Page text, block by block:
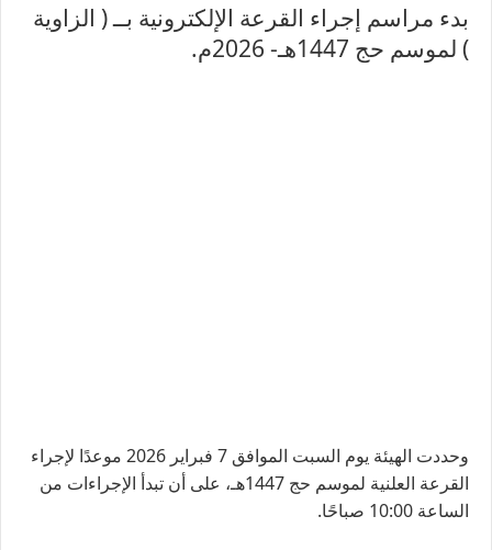
بدء مراسم إجراء القرعة الإلكترونية بــ ( الزاوية
) لموسم حج 1447هـ- 2026م.
وحددت الهيئة يوم السبت الموافق 7 فبراير 2026 موعدًا لإجراء
القرعة العلنية لموسم حج 1447هـ، على أن تبدأ الإجراءات من
الساعة 10:00 صباحًا.